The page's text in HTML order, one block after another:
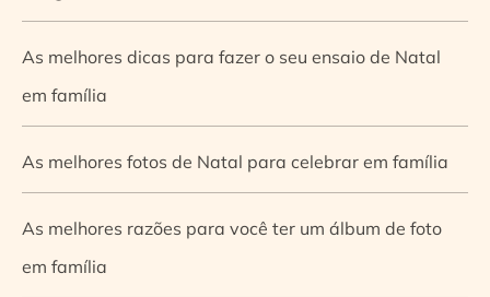
As melhores dicas para fazer o seu ensaio de Natal
em família
As melhores fotos de Natal para celebrar em família
As melhores razões para você ter um álbum de foto
em família